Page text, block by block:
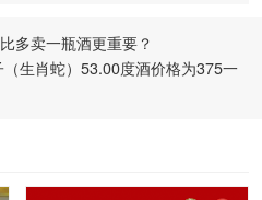
多卖一瓶酒更重要？
生肖蛇）53.00度酒价格为375一